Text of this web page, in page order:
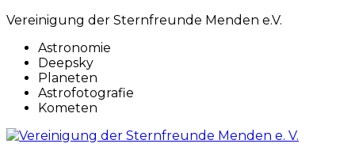
Vereinigung der Sternfreunde Menden e.V.
Astronomie
Deepsky
Planeten
Astrofotografie
Kometen